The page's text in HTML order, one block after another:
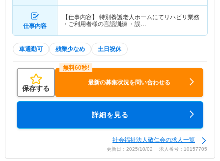
仕事内容
【仕事内容】 特別養護老人ホームにてリハビリ業務
・ご利用者様の言語訓練 ・誤…
車通勤可 残業少なめ 土日祝休
保存する
最新の募集状況を問い合わせる
詳細を見る
社会福祉法人敬仁会の求人一覧
更新日：2025/10/02 求人番号：10157705